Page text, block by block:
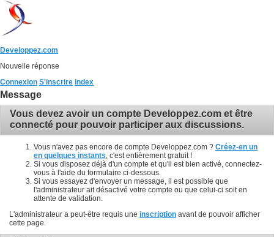
Developpez.com
Nouvelle réponse
Connexion S'inscrire Index
Message
Vous devez avoir un compte Developpez.com et être
connecté pour pouvoir participer aux discussions.
Vous n'avez pas encore de compte Developpez.com ? Créez-en un
en quelques instants , c'est entièrement gratuit !
Si vous disposez déjà d'un compte et qu'il est bien activé, connectez-
vous à l'aide du formulaire ci-dessous.
Si vous essayez d'envoyer un message, il est possible que
l'administrateur ait désactivé votre compte ou que celui-ci soit en
attente de validation.
L'administrateur a peut-être requis une inscription avant de pouvoir afficher
cette page.